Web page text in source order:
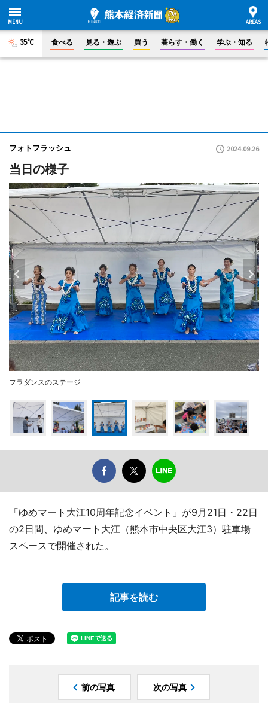
35°C 食べる 見る・遊ぶ 買う 暮らす・働く 学ぶ・知る
フォトフラッシュ 2024.09.26
当日の様子
フラダンスのステージ
「ゆめマート大江10周年記念イベント」が9月21日・22日
の2日間、ゆめマート大江（熊本市中央区大江3）駐車場
スペースで開催された。
記事を読む
前の写真 次の写真